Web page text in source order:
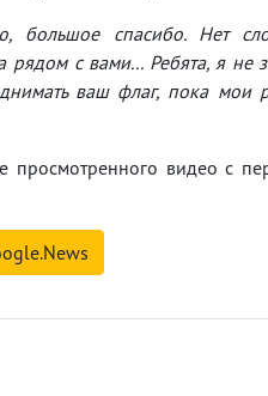
большое спасибо. Нет
рядом с вами... Ребята, я не
ваш флаг, пока мои
просмотренного видео с